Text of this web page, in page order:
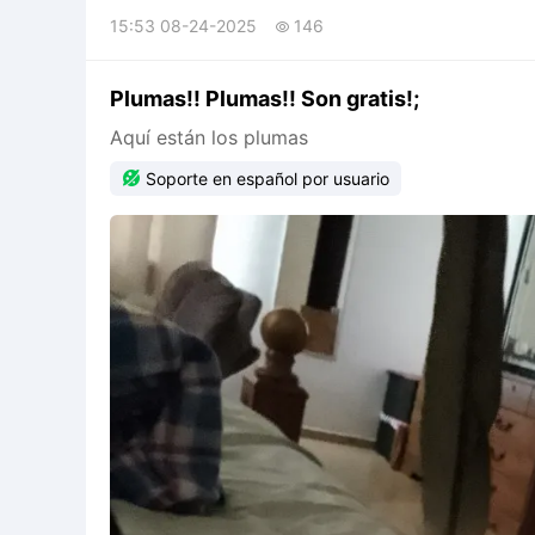
15:53 08-24-2025  146
Plumas!! Plumas!! Son gratis!;
Aquí están los plumas
 Soporte en español por usuario